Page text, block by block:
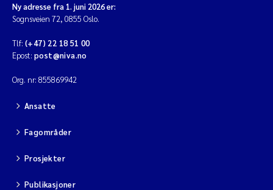
Ny adresse fra 1. juni 2026 er:
Sognsveien 72, 0855 Oslo.
Tlf: (+47) 22 18 51 00
Epost: post@niva.no
Org. nr: 855869942
Ansatte
Fagområder
Prosjekter
Publikasjoner